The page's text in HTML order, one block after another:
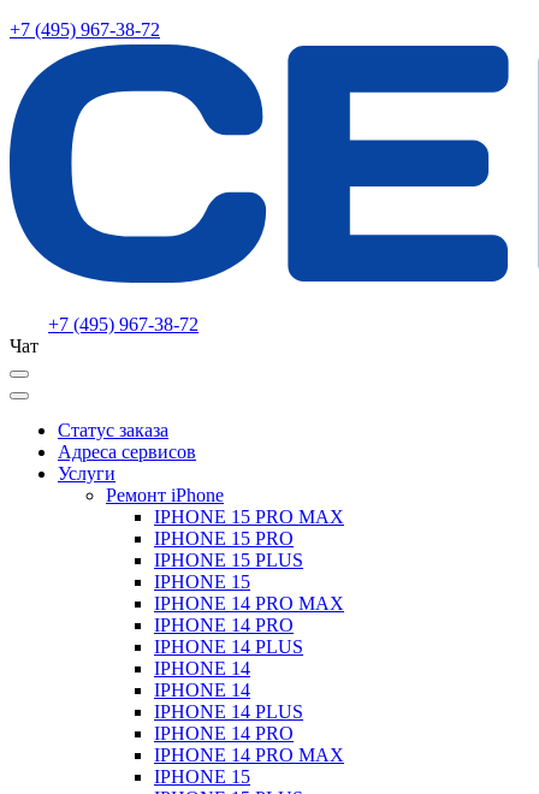
+7 (495) 967-38-72
+7 (495) 967-38-72
Чат
Статус заказа
Адреса сервисов
Услуги
Ремонт iPhone
IPHONE 15 PRO MAX
IPHONE 15 PRO
IPHONE 15 PLUS
IPHONE 15
IPHONE 14 PRO MAX
IPHONE 14 PRO
IPHONE 14 PLUS
IPHONE 14
IPHONE 14
IPHONE 14 PLUS
IPHONE 14 PRO
IPHONE 14 PRO MAX
IPHONE 15